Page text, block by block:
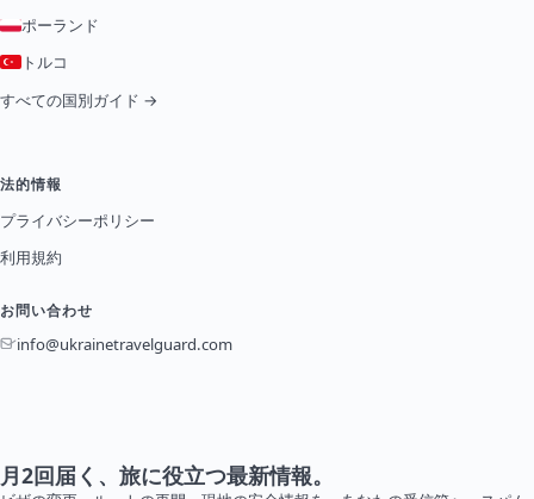
ポーランド
トルコ
すべての国別ガイド →
法的情報
プライバシーポリシー
利用規約
お問い合わせ
info@ukrainetravelguard.com
月2回届く、旅に役立つ最新情報。